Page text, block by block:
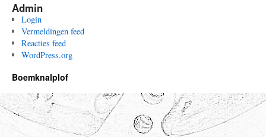
Admin
Login
Vermeldingen feed
Reacties feed
WordPress.org
Boemknalplof